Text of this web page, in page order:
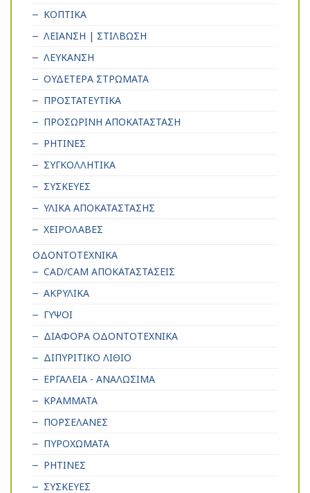
ΚΟΠΤΙΚΑ
ΛΕΙΑΝΣΗ | ΣΤΙΛΒΩΣΗ
ΛΕΥΚΑΝΣΗ
ΟΥΔΕΤΕΡΑ ΣΤΡΩΜΑΤΑ
ΠΡΟΣΤΑΤΕΥΤΙΚΑ
ΠΡΟΣΩΡΙΝΗ ΑΠΟΚΑΤΑΣΤΑΣΗ
ΡΗΤΙΝΕΣ
ΣΥΓΚΟΛΛΗΤΙΚΑ
ΣΥΣΚΕΥΕΣ
ΥΛΙΚΑ ΑΠΟΚΑΤΑΣΤΑΣΗΣ
ΧΕΙΡΟΛΑΒΕΣ
ΟΔΟΝΤΟΤΕΧΝΙΚΑ
CAD/CAM ΑΠΟΚΑΤΑΣΤΑΣΕΙΣ
ΑΚΡΥΛΙΚΑ
ΓΥΨΟΙ
ΔΙΑΦΟΡΑ ΟΔΟΝΤΟΤΕΧΝΙΚΑ
ΔΙΠΥΡΙΤΙΚΟ ΛΙΘΙΟ
ΕΡΓΑΛΕΙΑ - ΑΝΑΛΩΣΙΜΑ
ΚΡΑΜΜΑΤΑ
ΠΟΡΣΕΛΑΝΕΣ
ΠΥΡΟΧΩΜΑΤΑ
ΡΗΤΙΝΕΣ
ΣΥΣΚΕΥΕΣ